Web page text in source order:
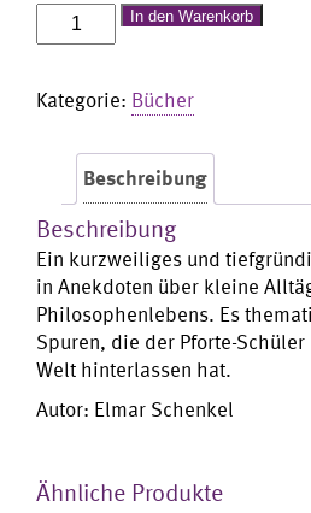
Wahre
Geschichten
Friedrich
Menge
In den Warenkorb
Kategorie: Bücher
Beschreibung
Beschreibung
Ein kurzweiliges und
in Anekdoten über kleine
Philosophenlebens. Es
Spuren, die der Pforte-
Welt hinterlassen hat.
Autor: Elmar Schenkel
Ähnliche Produkte